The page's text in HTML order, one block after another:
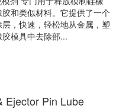
和类似材料。它提供了一个
，快速，轻松地从金属，塑
模具中去除部...
Ejector Pin Lube